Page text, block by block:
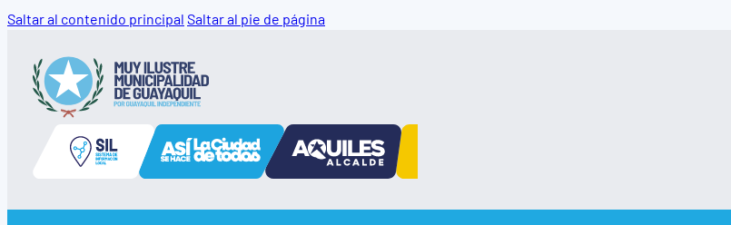
Saltar al contenido principal Saltar al pie de página